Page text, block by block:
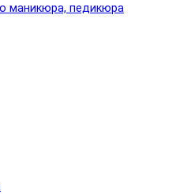
маникюра, педикюра